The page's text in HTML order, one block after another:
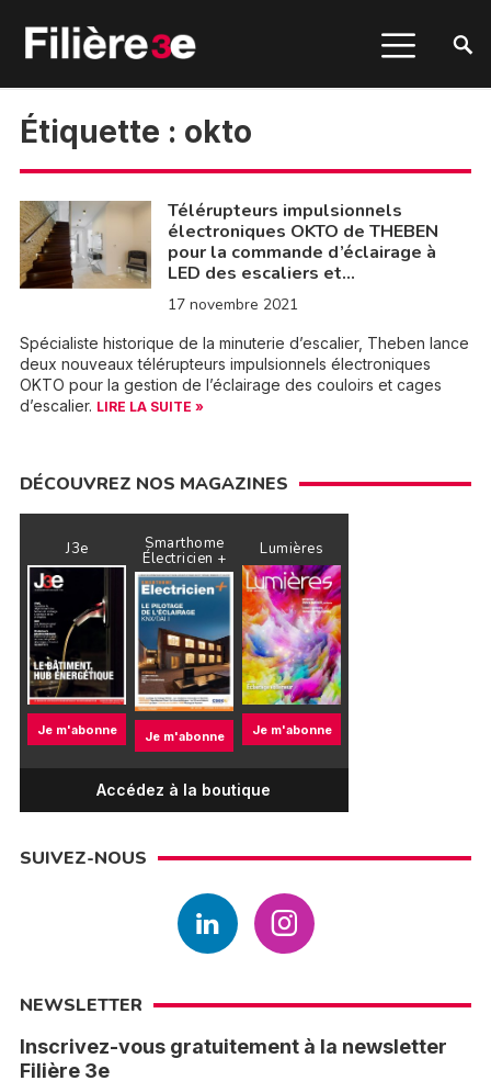
Étiquette : okto
Télérupteurs impulsionnels
électroniques OKTO de THEBEN
pour la commande d’éclairage à
LED des escaliers et…
17 novembre 2021
Spécialiste historique de la minuterie d’escalier, Theben lance
deux nouveaux télérupteurs impulsionnels électroniques
OKTO pour la gestion de l’éclairage des couloirs et cages
d’escalier. LIRE LA SUITE »
DÉCOUVREZ NOS MAGAZINES
J3e
Je m'abonne
Smarthome
Électricien +
Je m'abonne
Lumières
Je m'abonne
Accédez à la boutique
SUIVEZ-NOUS
NEWSLETTER
Inscrivez-vous gratuitement à la newsletter
Filière 3e